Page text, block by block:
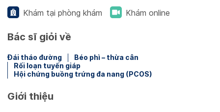
Khám tại phòng khám Khám online
Bác sĩ giỏi về
Đái tháo đường
Béo phì – thừa cân
Rối loạn tuyến giáp
Hội chứng buồng trứng đa nang (PCOS)
Giới thiệu